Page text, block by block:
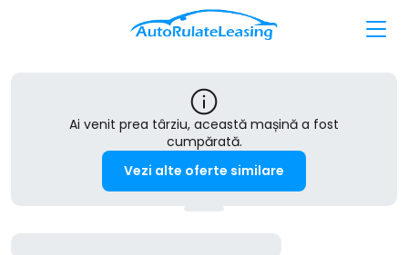
Ai venit prea târziu, această mașină a fost
cumpărată.
Vezi alte oferte similare